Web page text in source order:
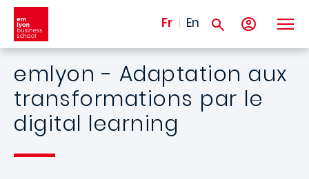
Aller au contenu principal
Fr En
emlyon - Adaptation aux
transformations par le
digital learning